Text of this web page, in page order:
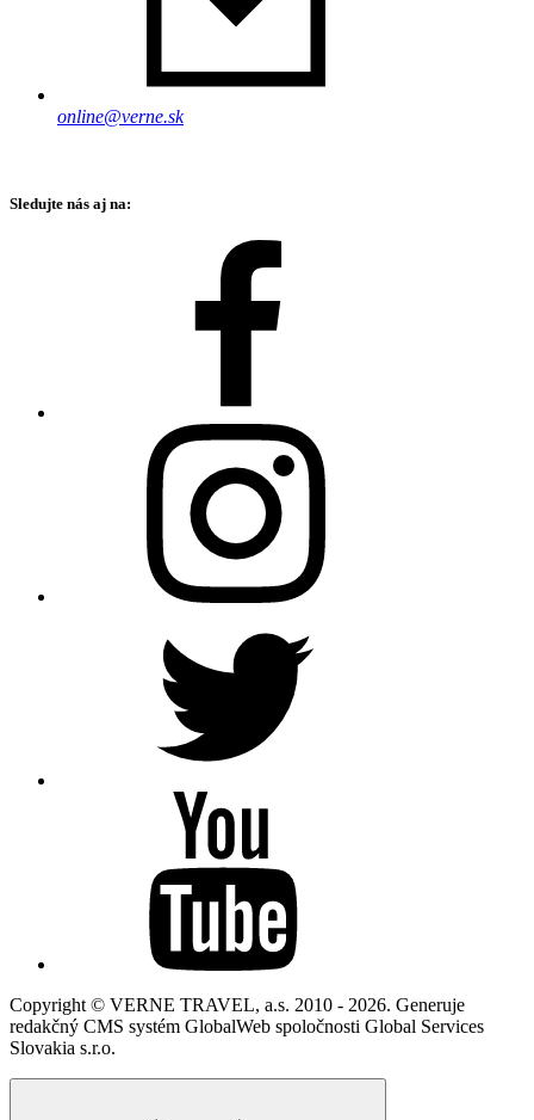
online@verne.sk
Sledujte nás aj na:
Copyright © VERNE TRAVEL, a.s. 2010 - 2026. Generuje
redakčný CMS systém GlobalWeb spoločnosti Global Services
Slovakia s.r.o.